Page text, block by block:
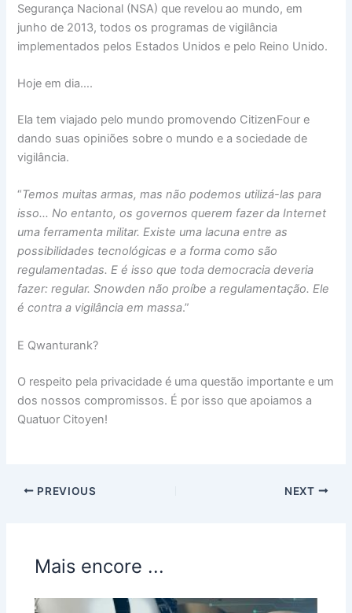
Segurança Nacional (NSA) que revelou ao mundo, em
junho de 2013, todos os programas de vigilância
implementados pelos Estados Unidos e pelo Reino Unido.
Hoje em dia….
Ela tem viajado pelo mundo promovendo CitizenFour e
dando suas opiniões sobre o mundo e a sociedade de
vigilância.
“Temos muitas armas, mas não podemos utilizá-las para
isso… No entanto, os governos querem fazer da Internet
uma ferramenta militar. Existe uma lacuna entre as
possibilidades tecnológicas e a forma como são
regulamentadas. E é isso que toda democracia deveria
fazer: regular. Snowden não proíbe a regulamentação. Ele
é contra a vigilância em massa.”
E Qwanturank?
O respeito pela privacidade é uma questão importante e um
dos nossos compromissos. É por isso que apoiamos a
Quatuor Citoyen!
PREVIOUS NEXT
Mais encore ...